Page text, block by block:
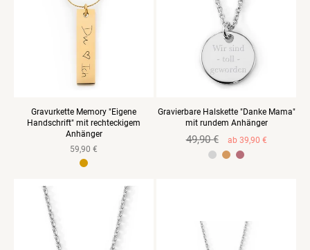
Gravurkette Memory "Eigene
Handschrift" mit rechteckigem
Anhänger
Normaler
Preis
59,90 €
Gravierbare Halskette "Danke Mama"
mit rundem Anhänger
Normaler
49,90 € Verkaufspreis
ab 39,90 €